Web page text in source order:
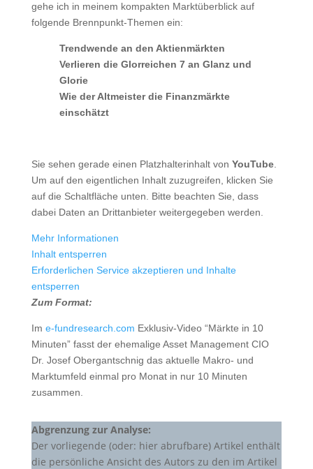
gehe ich in meinem kompakten Marktüberblick auf
folgende Brennpunkt-Themen ein:
Trendwende an den Aktienmärkten
Verlieren die Glorreichen 7 an Glanz und
Glorie
Wie der Altmeister die Finanzmärkte
einschätzt
Sie sehen gerade einen Platzhalterinhalt von YouTube.
Um auf den eigentlichen Inhalt zuzugreifen, klicken Sie
auf die Schaltfläche unten. Bitte beachten Sie, dass
dabei Daten an Drittanbieter weitergegeben werden.
Mehr Informationen
Inhalt entsperren
Erforderlichen Service akzeptieren und Inhalte
entsperren
Zum Format:
Im e-fundresearch.com Exklusiv-Video “Märkte in 10
Minuten” fasst der ehemalige Asset Management CIO
Dr. Josef Obergantschnig das aktuelle Makro- und
Marktumfeld einmal pro Monat in nur 10 Minuten
zusammen.
Abgrenzung zur Analyse:
Der vorliegende (oder: hier abrufbare) Artikel enthält
die persönliche Ansicht des Autors zu den im Artikel